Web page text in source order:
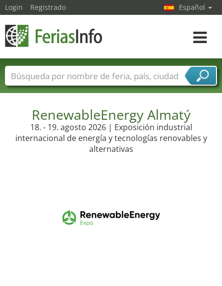
RenewableEnergy Almatý
18. - 19. agosto 2026 | Exposición industrial
internacional de energía y tecnologías renovables y
alternativas
Login Registrado Español
toggle
Nombres de ferias Países
Ciudades
Sectores de proveedor de servicios